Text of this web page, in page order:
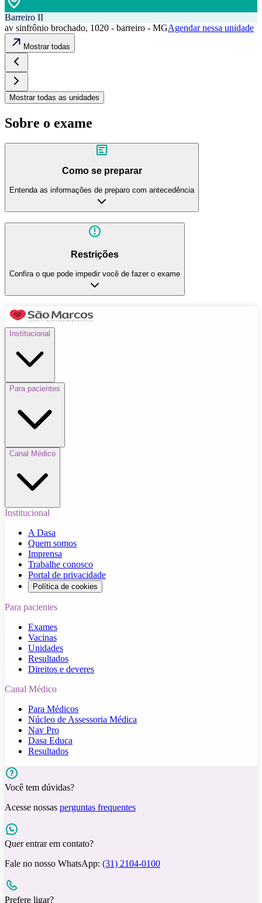
Barreiro II
av sinfrônio brochado, 1020 - barreiro - MGAgendar nessa unidade
Mostrar todas
Mostrar todas as unidades
Sobre o exame
Como se preparar
Entenda as informações de preparo com antecedência
Restrições
Confira o que pode impedir você de fazer o exame
Institucional
Para pacientes
Canal Médico
Institucional
A Dasa
Quem somos
Imprensa
Trabalhe conosco
Portal de privacidade
Política de cookies
Para pacientes
Exames
Vacinas
Unidades
Resultados
Direitos e deveres
Canal Médico
Para Médicos
Núcleo de Assessoria Médica
Nav Pro
Dasa Educa
Resultados
Você tem dúvidas?
Acesse nossas perguntas frequentes
Quer entrar em contato?
Fale no nosso WhatsApp: (31) 2104-0100
Prefere ligar?